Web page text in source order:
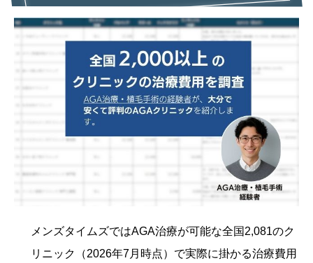
メンズタイムズではAGA治療が可能な全国2,081のク
リニック（2026年7月時点）で実際に掛かる治療費用